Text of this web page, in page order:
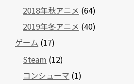
2018年秋アニメ (64)
2019年冬アニメ (40)
ゲーム (17)
Steam (12)
コンシューマ (1)